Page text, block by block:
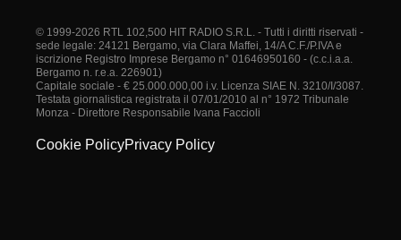
© 1999-2026 RTL 102,500 HIT RADIO S.R.L. - Tutti i diritti riservati -
sede legale: 24121 Bergamo, via Clara Maffei, 14/A C.F./P.IVA e
iscrizione Registro Imprese Bergamo n° 01646950160 - (c.c.i.a.a.
Bergamo n. r.e.a. 226901)
Capitale sociale - € 25.000.000,00 i.v. Licenza SIAE N. 3210/I/3087.
Testata giornalistica registrata il 07/01/2010 al n° 1972 Tribunale
Monza - Direttore Responsabile Ivana Faccioli
Cookie PolicyPrivacy Policy